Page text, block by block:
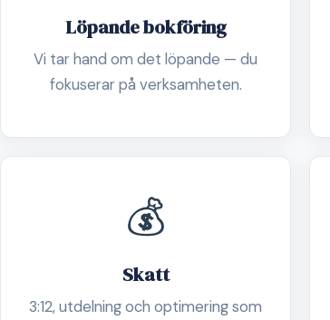
Löpande bokföring
Vi tar hand om det löpande — du
fokuserar på verksamheten.
💰
Skatt
3:12, utdelning och optimering som